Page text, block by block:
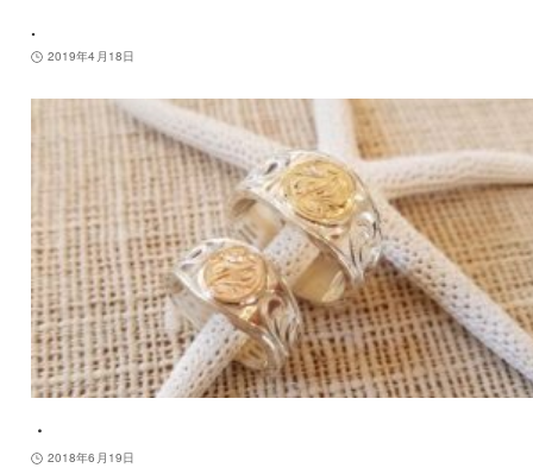
.
2019年4月18日
・
2018年6月19日